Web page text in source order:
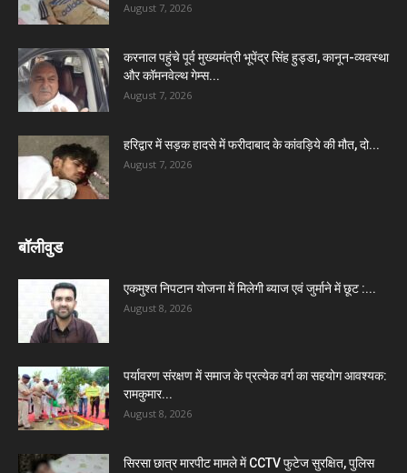
August 7, 2026
करनाल पहुंचे पूर्व मुख्यमंत्री भूपेंद्र सिंह हुड्डा, कानून-व्यवस्था
और कॉमनवेल्थ गेम्स...
August 7, 2026
हरिद्वार में सड़क हादसे में फरीदाबाद के कांवड़िये की मौत, दो...
August 7, 2026
बॉलीवुड
एकमुश्त निपटान योजना में मिलेगी ब्याज एवं जुर्माने में छूट :...
August 8, 2026
पर्यावरण संरक्षण में समाज के प्रत्येक वर्ग का सहयोग आवश्यक:
रामकुमार...
August 8, 2026
सिरसा छात्र मारपीट मामले में CCTV फुटेज सुरक्षित, पुलिस